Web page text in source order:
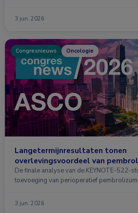
3 jun. 2026
Congresnieuws Oncologie
Langetermijnresultaten tonen
overlevingsvoordeel van
De finale analyse van de KEYNOTE-522-
toevoeging van perioperatief
3 jun. 2026